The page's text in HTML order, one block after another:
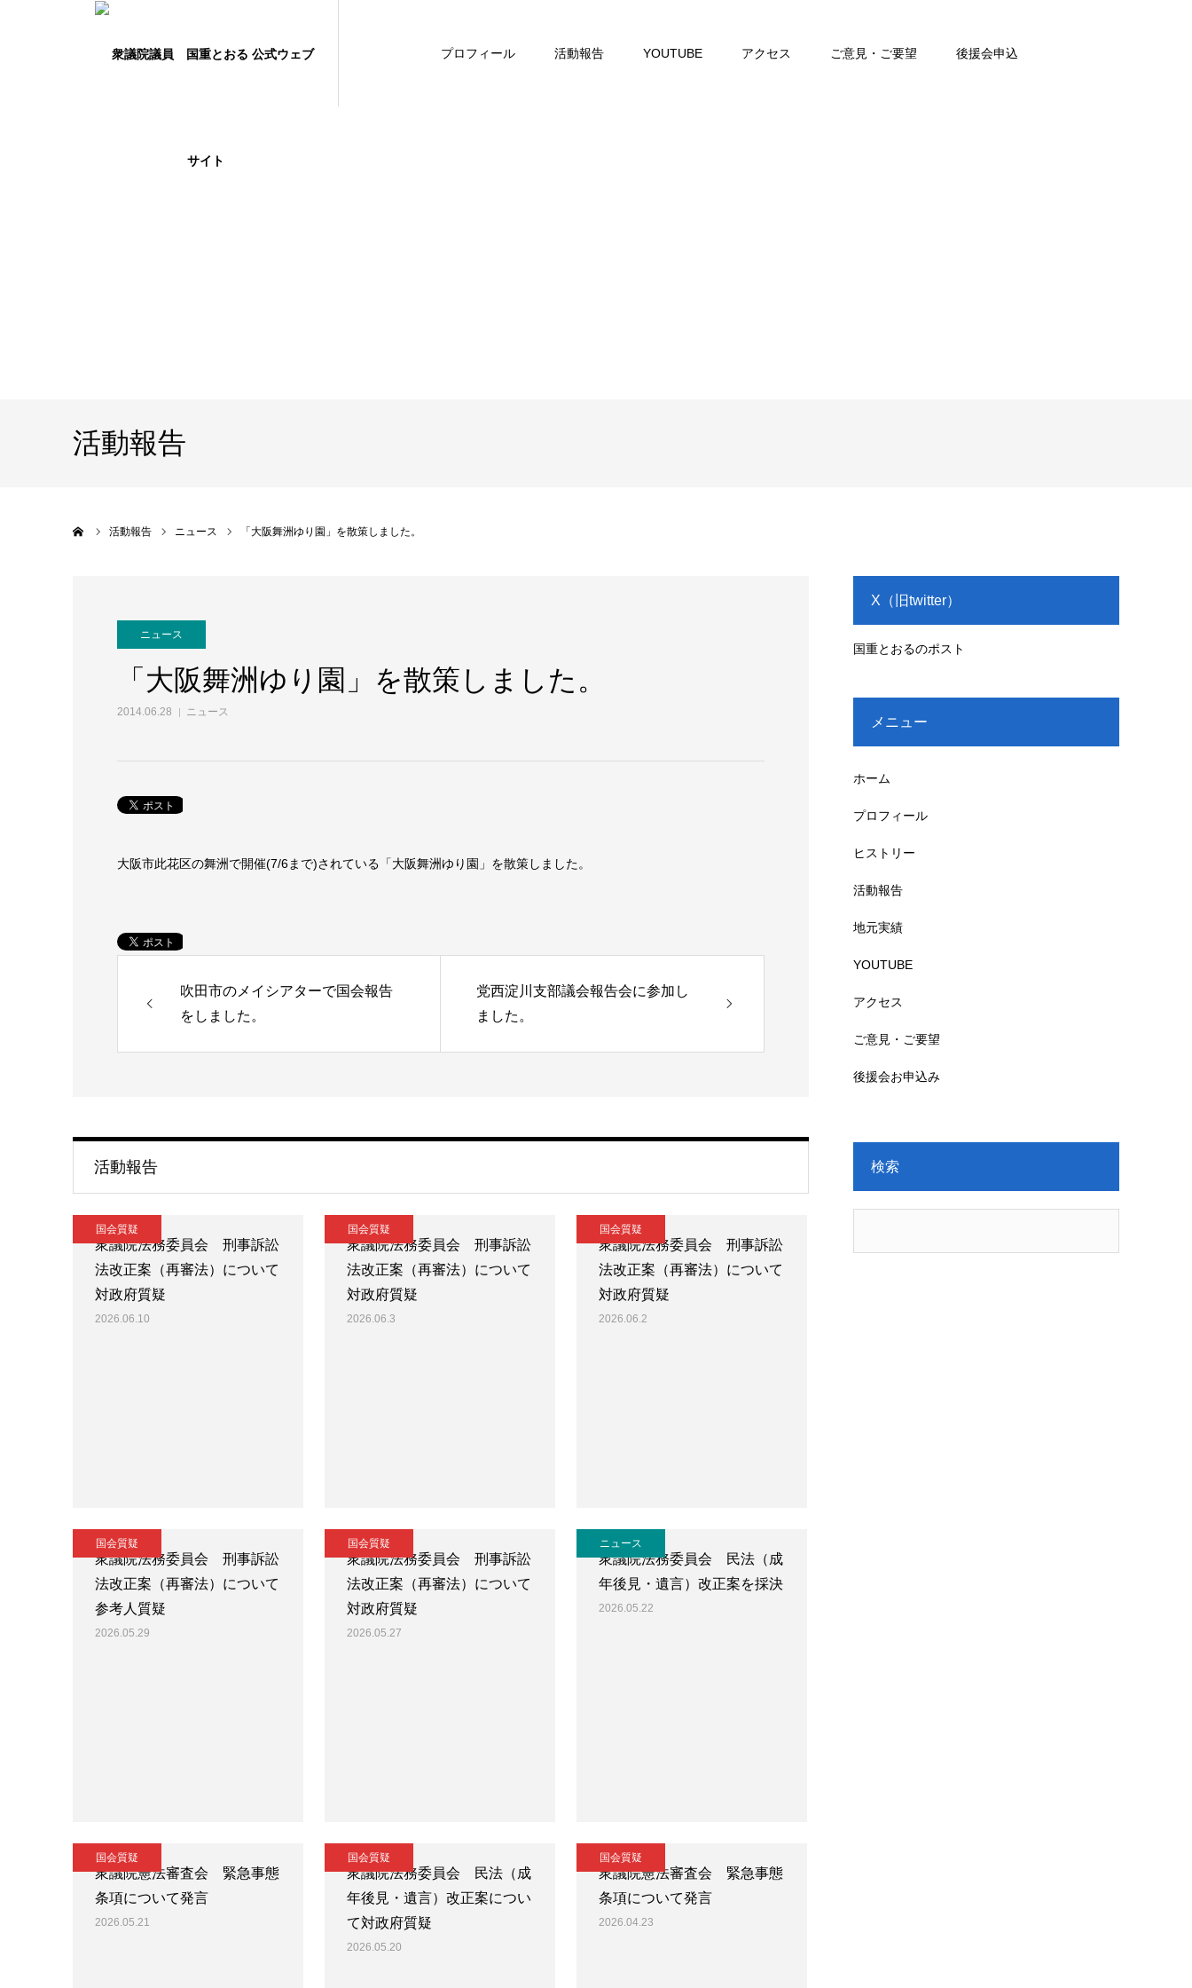
プロフィール 活動報告 YOUTUBE アクセス ご意見・ご要望 後援会申込
活動報告
活動報告 ニュース 「大阪舞洲ゆり園」を散策しました。
ニュース
「大阪舞洲ゆり園」を散策しました。
2014.06.28 ニュース
大阪市此花区の舞洲で開催(7/6まで)されている「大阪舞洲ゆり園」を散策しました。
吹田市のメイシアターで国会報告
をしました。
党西淀川支部議会報告会に参加し
ました。
活動報告
国会質疑
衆議院法務委員会 刑事訴訟
法改正案（再審法）について
対政府質疑
2026.06.10
国会質疑
衆議院法務委員会 刑事訴訟
法改正案（再審法）について
対政府質疑
2026.06.3
国会質疑
衆議院法務委員会 刑事訴訟
法改正案（再審法）について
対政府質疑
2026.06.2
国会質疑
衆議院法務委員会 刑事訴訟
法改正案（再審法）について
参考人質疑
2026.05.29
国会質疑
衆議院法務委員会 刑事訴訟
法改正案（再審法）について
対政府質疑
2026.05.27
ニュース
衆議院法務委員会 民法（成
年後見・遺言）改正案を採決
2026.05.22
国会質疑
衆議院憲法審査会 緊急事態
条項について発言
2026.05.21
国会質疑
衆議院法務委員会 民法（成
年後見・遺言）改正案につい
て対政府質疑
2026.05.20
国会質疑
衆議院憲法審査会 緊急事態
条項について発言
2026.04.23
X（旧twitter）
国重とおるのポスト
メニュー
ホーム
プロフィール
ヒストリー
活動報告
地元実績
YOUTUBE
アクセス
ご意見・ご要望
後援会お申込み
検索